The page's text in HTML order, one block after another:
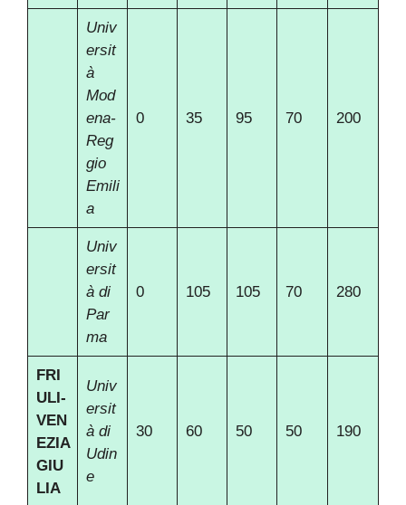
Univ
ersit
à
Mod
ena-
Reg
gio
Emili
a
0 35 95 70 200
Univ
ersit
à di
Par
ma
0 105 105 70 280
FRI
ULI-
VEN
EZIA
GIU
LIA
Univ
ersit
à di
Udin
e
30 60 50 50 190